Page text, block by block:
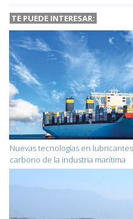
TE PUEDE INTERESAR:
Nuevas tecnologías en
carbono de la industria marítima